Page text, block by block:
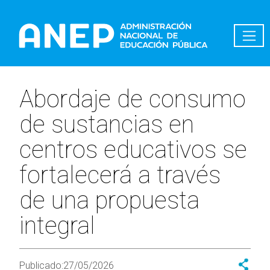
Abordaje de consumo
de sustancias en
centros educativos se
fortalecerá a través
de una propuesta
integral
Publicado:27/05/2026